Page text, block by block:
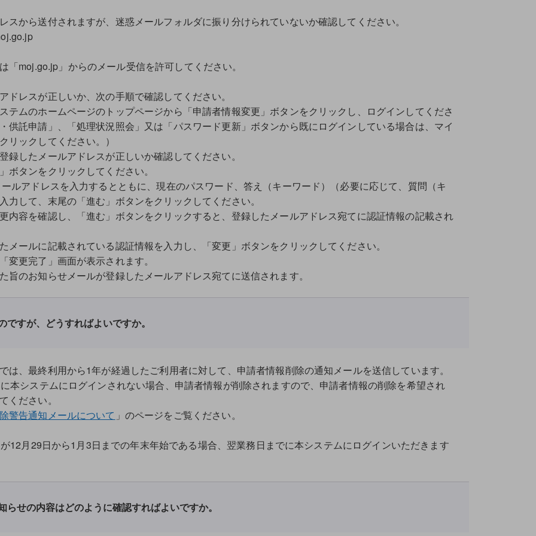
から送付されますが、迷惑メールフォルダに振り分けられていないか確認してください。
moj.go.jp」からのメール受信を許可してください。
レスが正しいか、次の手順で確認してください。
ムのホームページのトップページから「申請者情報変更」ボタンをクリックし、ログインしてくださ
供託申請」、「処理状況照会」又は「パスワード更新」ボタンから既にログインしている場合は、マイ
リックしてください。）
したメールアドレスが正しいか確認してください。
タンをクリックしてください。
ルアドレスを入力するとともに、現在のパスワード、答え（キーワード）（必要に応じて、質問（キ
して、末尾の「進む」ボタンをクリックしてください。
確認し、「進む」ボタンをクリックすると、登録したメールアドレス宛てに認証情報の記載され
に記載されている認証情報を入力し、「変更」ボタンをクリックしてください。
完了」画面が表示されます。
知らせメールが登録したメールアドレス宛てに送信されます。
すが、どうすればよいですか。
、最終利用から1年が経過したご利用者に対して、申請者情報削除の通知メールを送信しています。
本システムにログインされない場合、申請者情報が削除されますので、申請者情報の削除を希望され
ください。
警告通知メールについて 」のページをご覧ください。
月29日から1月3日までの年末年始である場合、翌業務日までに本システムにログインいただきます
せの内容はどのように確認すればよいですか。